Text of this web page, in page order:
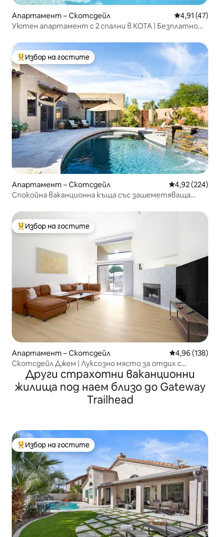
Апартамент – Скотсдейл Средна
4,91 (47)
Уютен апартамент с 2 спални в КОТА | Безплатно
Най-популярен избор на гостите
Избор на гостите
Апартамент – Скотсдейл Средна
4,92 (224)
Спокойна ваканционна къща със зашеметяваща
Най-популярен избор на гостите
Избор на гостите
Апартамент – Скотсдейл Средна
4,96 (138)
Скотсдейл Джем | Луксозно място за отдих с
отопляем басейн!
Други страхотни ваканционни
жилища под наем близо до Gateway
Trailhead
Най-популярен избор на гостите
Избор на гостите